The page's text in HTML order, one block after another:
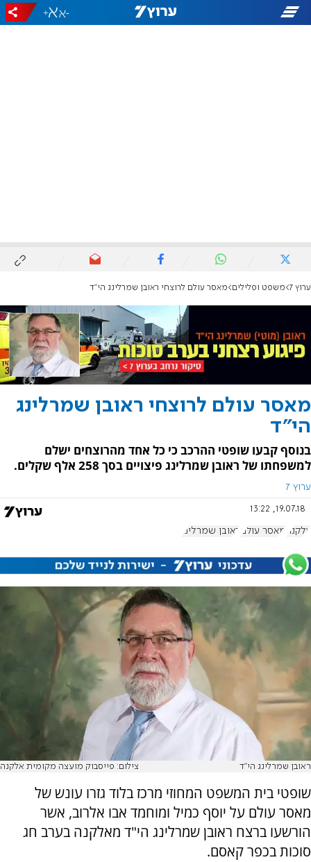
-
+
ערוץ 7 משפט ופלילים מאסר עולם לרוצחי ראובן שמרלינג הי"ד
מאסר עולם לרוצחי ראובן שמרלינג
הי"ד
בנוסף קבעו שופטי ההרכב כי כל אחד מהרוצחים ישלם
למשפחתו של ראובן שמרלינג פיצויים בסך 258 אלף שקלים.
ערוץ 7
19.07.18, 13:22
אלקנה מאסר עולם ראובן שמרלינג
ראובן שמרלינג הי"ד צילום: פייסבוק מועצה מקומית אלקנה
שופטי בית המשפט המחוזי מרכז בלוד גזרו עונש של
מאסר עולם על יוסף כמיל ומוחמד אבו אלרוב, אשר
הורשעו ברצח ראובן שמרלינג הי"ד מאלקנה בערב חג
סוכות בכפר קאסם.